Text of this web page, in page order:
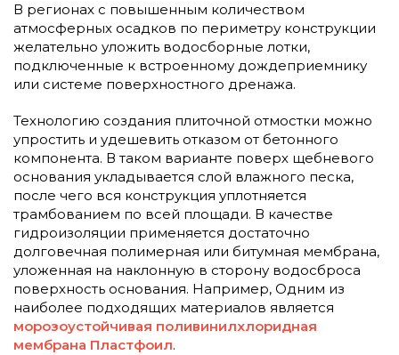
В регионах с повышенным количеством
атмосферных осадков по периметру конструкции
желательно уложить водосборные лотки,
подключенные к встроенному дождеприемнику
или системе поверхностного дренажа.
Технологию создания плиточной отмостки можно
упростить и удешевить отказом от бетонного
компонента. В таком варианте поверх щебневого
основания укладывается слой влажного песка,
после чего вся конструкция уплотняется
трамбованием по всей площади. В качестве
гидроизоляции применяется достаточно
долговечная полимерная или битумная мембрана,
уложенная на наклонную в сторону водосброса
поверхность основания. Например, Одним из
наиболее подходящих материалов является
морозоустойчивая поливинилхлоридная
мембрана Пластфоил.